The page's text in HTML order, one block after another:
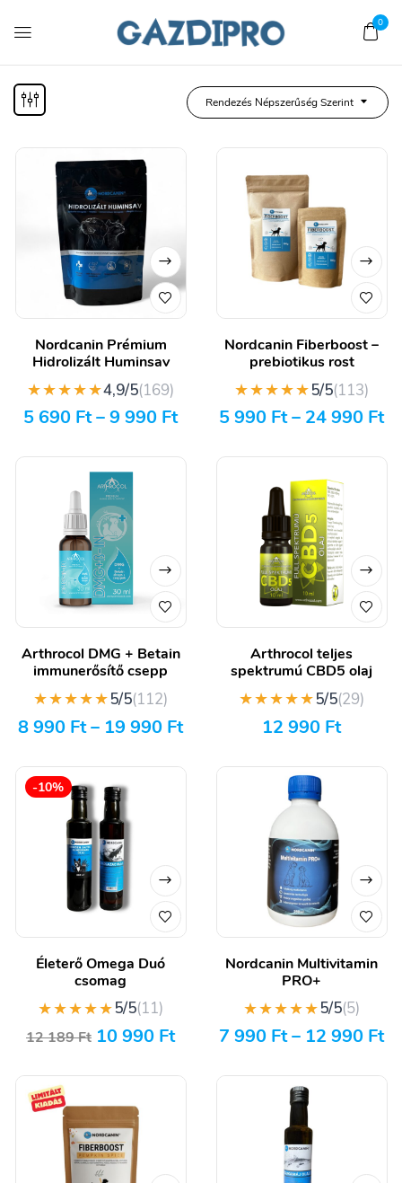
0
Rendezés Népszerűség Szerint
Nordcanin Prémium
Hidrolizált Huminsav
★★★★★4,9/5(169)
5 690 Ft–9 990 Ft
Nordcanin Fiberboost –
prebiotikus rost
★★★★★5/5(113)
5 990 Ft– 24 990 Ft
Arthrocol DMG + Betain
immunerősítő csepp
★★★★★5/5(112)
8 990 Ft– 19 990 Ft
Arthrocol teljes
spektrumú CBD5 olaj
★★★★★5/5(29)
12 990 Ft
-10%
Életerő Omega Duó
csomag
★★★★★5/5(11)
12 189Ft 10 990 Ft
Nordcanin Multivitamin
PRO+
★★★★★5/5(5)
7 990 Ft– 12 990 Ft